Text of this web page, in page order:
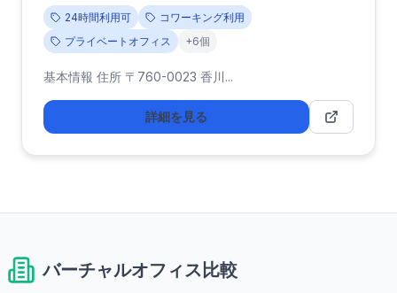
24時間利用可
コワーキング利用
プライベートオフィス
+6個
基本情報 住所 〒760-0023 香川...
詳細を見る
バーチャルオフィス比較